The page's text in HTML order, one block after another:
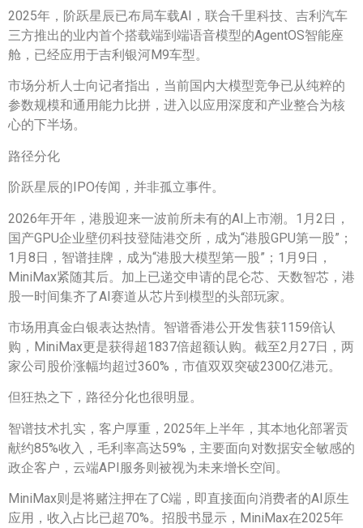
2025年，阶跃星辰已布局车载AI，联合千里科技、吉利汽车
三方推出的业内首个搭载端到端语音模型的AgentOS智能座
舱，已经应用于吉利银河M9车型。
市场分析人士向记者指出，当前国内大模型竞争已从纯粹的
参数规模和通用能力比拼，进入以应用深度和产业整合为核
心的下半场。
路径分化
阶跃星辰的IPO传闻，并非孤立事件。
2026年开年，港股迎来一波前所未有的AI上市潮。1月2日，
国产GPU企业壁仞科技登陆港交所，成为“港股GPU第一股”；
1月8日，智谱挂牌，成为“港股大模型第一股”；1月9日，
MiniMax紧随其后。加上已递交申请的昆仑芯、天数智芯，港
股一时间集齐了AI赛道从芯片到模型的头部玩家。
市场用真金白银表达热情。智谱香港公开发售获1159倍认
购，MiniMax更是获得超1837倍超额认购。截至2月27日，两
家公司股价涨幅均超过360%，市值双双突破2300亿港元。
但狂热之下，路径分化也很明显。
智谱技术扎实，客户厚重，2025年上半年，其本地化部署贡
献约85%收入，毛利率高达59%，主要面向对数据安全敏感的
政企客户，云端API服务则被视为未来增长空间。
MiniMax则是将赌注押在了C端，即直接面向消费者的AI原生
应用，收入占比已超70%。招股书显示，MiniMax在2025年